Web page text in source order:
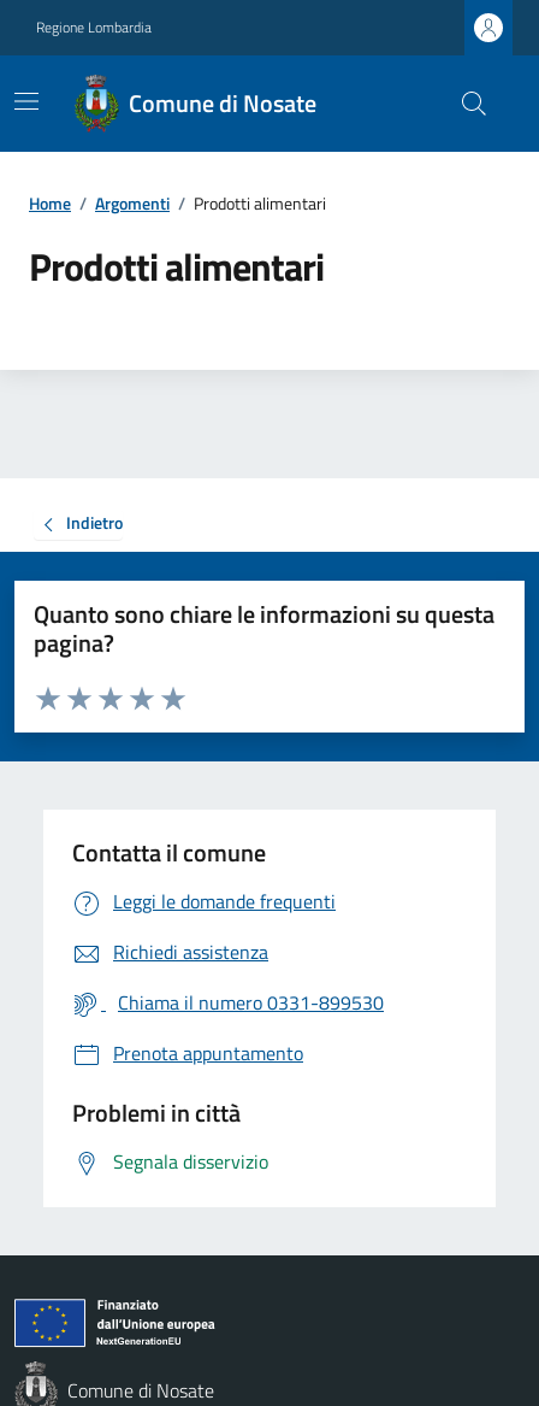
Regione Lombardia
Comune di Nosate
Home / Argomenti / Prodotti alimentari
Prodotti alimentari
Indietro
Quanto sono chiare le informazioni su questa
pagina?
Valuta da 1 a 5 stelle la pagina
Valuta 5 stelle su 5
Valuta 4 stelle su 5
Valuta 3 stelle su 5
Valuta 2 stelle su 5
Valuta 1 stelle su 5
Contatta il comune
Leggi le domande frequenti
Richiedi assistenza
Chiama il numero 0331-899530
Prenota appuntamento
Problemi in città
Segnala disservizio
Comune di Nosate